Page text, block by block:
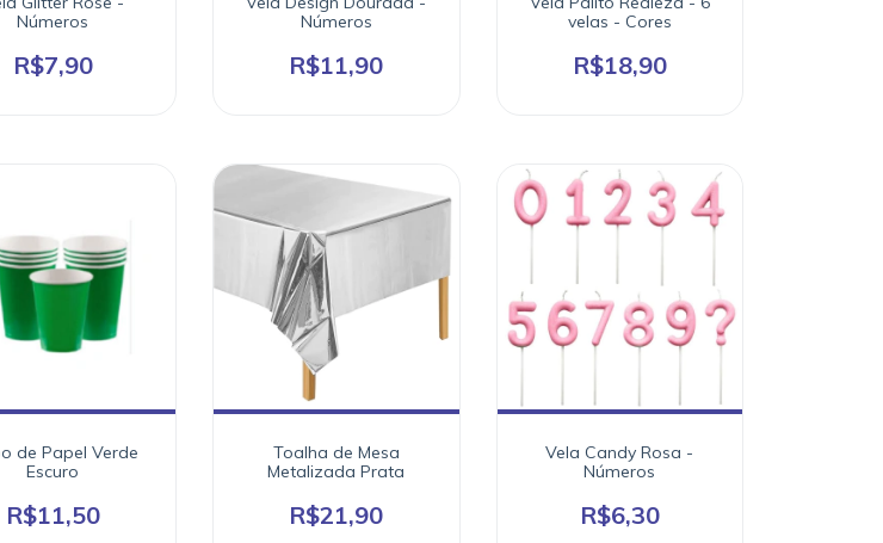
Números
R$7,90
Números
R$11,90
velas - Cores
R$18,90
de Papel Verde
Escuro
R$11,50
Toalha de Mesa
Metalizada Prata
R$21,90
Vela Candy Rosa -
Números
R$6,30